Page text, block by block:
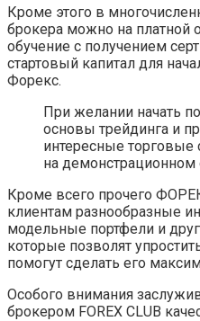
Кроме этого в
брокера можно на платной
обучение с получением
стартовый капитал для
Форекс.
При желании начать
основы трейдинга и
интересные торговые
на демонстрационном
Кроме всего прочего
клиентам разнообразные
модельные портфели и
которые позволят
помогут сделать его
Особого внимания
брокером FOREX CLUB